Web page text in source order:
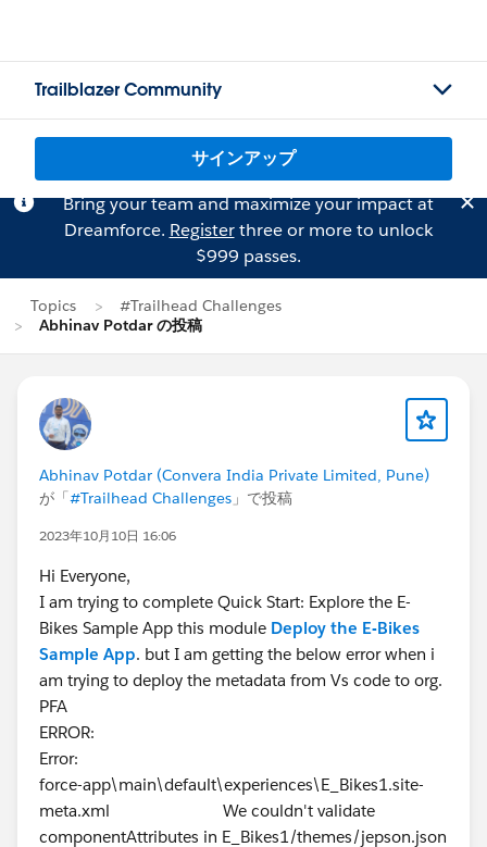
Trailblazer Community
サインアップ
Bring your team and maximize your impact at
Dreamforce. Registerthree or more to unlock
$999 passes.
Topics
#Trailhead Challenges
Abhinav Potdar の投稿
Abhinav Potdar (Convera India Private Limited, Pune)
が「#Trailhead Challenges 」で投稿
2023年10月10日 16:06
Hi Everyone,
I am trying to complete Quick Start: Explore the E-
Bikes Sample App this module Deploy the E-Bikes
Sample App. but I am getting the below error when i
am trying to deploy the metadata from Vs code to org.
PFA
ERROR:
Error:
force-app\main\default\experiences\E_Bikes1.site-
meta.xml We couldn't validate
componentAttributes in E_Bikes1/themes/jepson.json